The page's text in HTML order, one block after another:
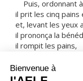
Puis, ordonnant à
il prit les cinq
et, levant les yeux
il prononça la
il rompit les pains,
et les disciples les
Ils mangèrent